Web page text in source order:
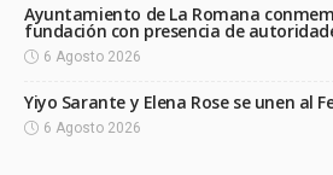
Ayuntamiento de La Romana
fundación con presencia de
6 Agosto 2026
Yiyo Sarante y Elena Rose se unen al
6 Agosto 2026